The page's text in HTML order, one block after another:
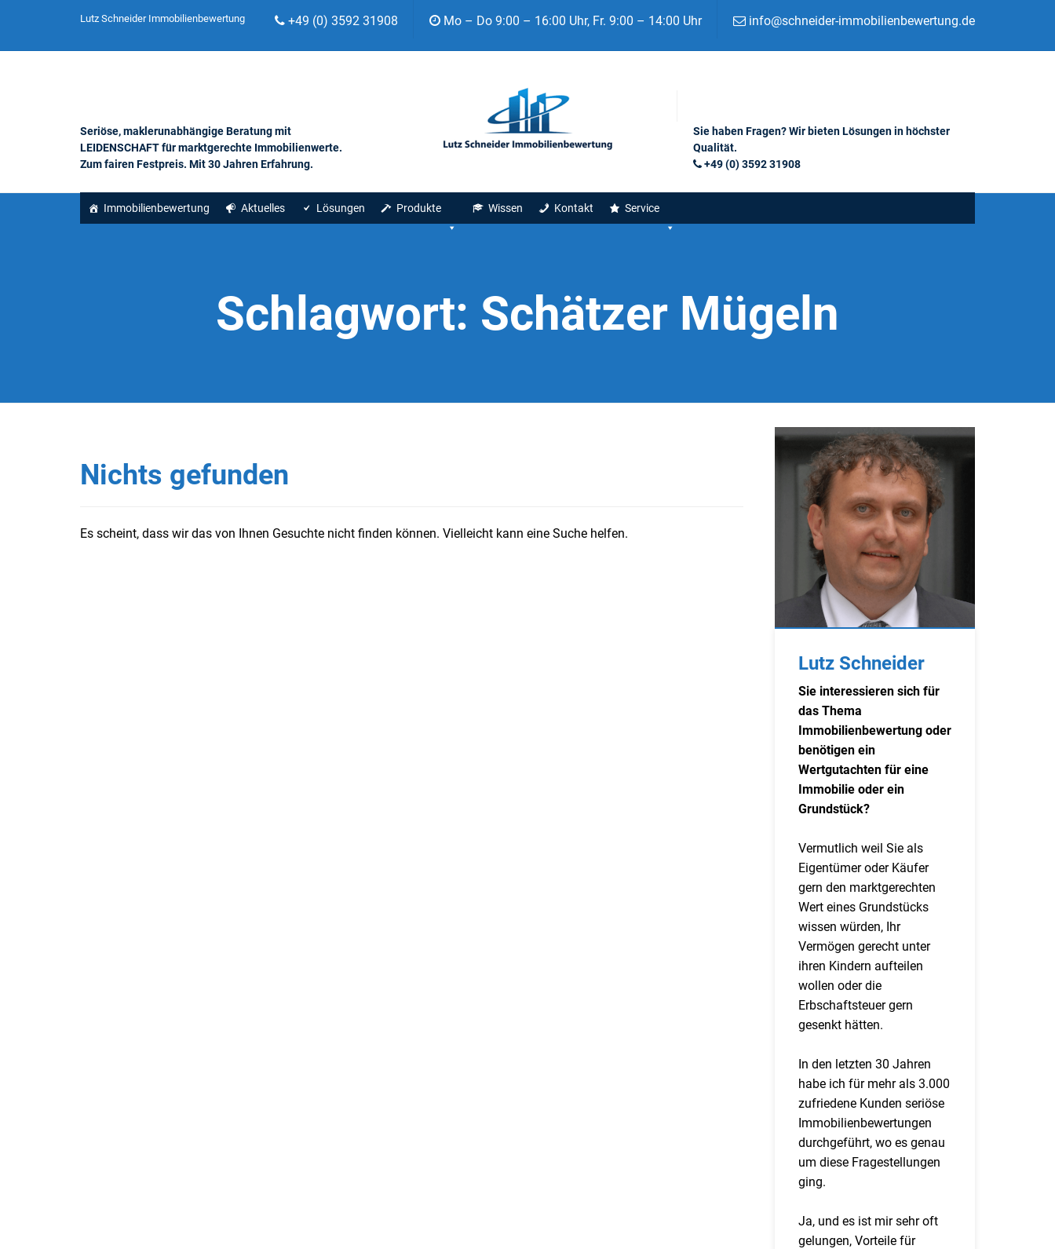
Lutz Schneider Immobilienbewertung +49 (0) 3592 31908 Mo – Do 9:00 – 16:00 Uhr, Fr. 9:00 – 14:00 Uhr info@schneider-immobilienbewertung.de
Seriöse, maklerunabhängige Beratung mit
LEIDENSCHAFT für marktgerechte Immobilienwerte.
Zum fairen Festpreis. Mit 30 Jahren Erfahrung.
Sie haben Fragen? Wir bieten Lösungen in höchster
Qualität.
+49 (0) 3592 31908
Immobilienbewertung Aktuelles Lösungen Produkte Wissen Kontakt Service
Schlagwort: Schätzer Mügeln
Nichts gefunden
Es scheint, dass wir das von Ihnen Gesuchte nicht finden können. Vielleicht kann eine Suche helfen.
Lutz Schneider
Sie interessieren sich für
das Thema
Immobilienbewertung oder
benötigen ein
Wertgutachten für eine
Immobilie oder ein
Grundstück?
Vermutlich weil Sie als
Eigentümer oder Käufer
gern den marktgerechten
Wert eines Grundstücks
wissen würden, Ihr
Vermögen gerecht unter
ihren Kindern aufteilen
wollen oder die
Erbschaftsteuer gern
gesenkt hätten.
In den letzten 30 Jahren
habe ich für mehr als 3.000
zufriedene Kunden seriöse
Immobilienbewertungen
durchgeführt, wo es genau
um diese Fragestellungen
ging.
Ja, und es ist mir sehr oft
gelungen, Vorteile für